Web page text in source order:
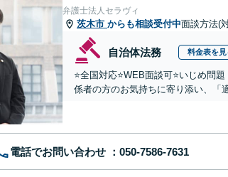
弁護士法人セラヴィ
茨木市 からも相談受付中面談方法(
自治体法務 料金表を見
⭐️全国対応⭐️WEB面談可⭐️いじめ問
係者の方のお気持ちに寄り添い、「
電話でお問い合わせ